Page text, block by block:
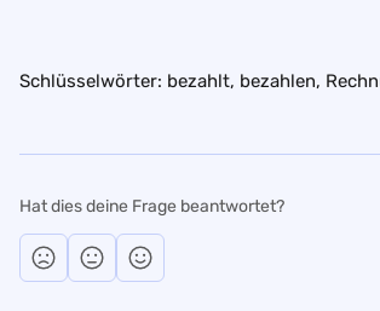
Schlüsselwörter: bezahlt, bezahlen,
Hat dies deine Frage beantwortet?